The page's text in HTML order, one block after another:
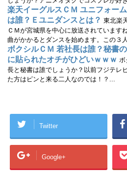
楽天イーグルスＣＭ ユニフォー
は誰？Ｅユニダンスとは？ 東北楽
ＣＭが宮城県を中心に放送されています
曲がかかるとダンスを始めます。この３
ボクシルＣＭ 若社長は誰？秘書
に貼られたオチがひどいｗｗｗ
長と秘書は誰でしょうか？以前フジテレ
た方はピンと来る二人なのでは！？...
Twitter
Google+